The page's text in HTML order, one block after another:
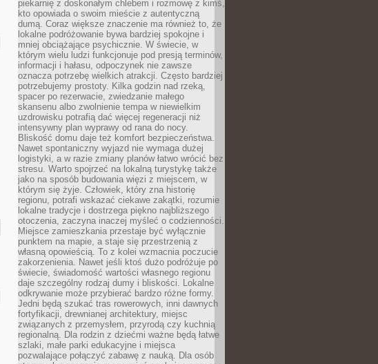
piekarnię z doskonałym chlebem i rozmowę z kimś,
kto opowiada o swoim mieście z autentyczną
dumą. Coraz większe znaczenie ma również to, że
lokalne podróżowanie bywa bardziej spokojne i
mniej obciążające psychicznie. W świecie, w
którym wielu ludzi funkcjonuje pod presją terminów,
informacji i hałasu, odpoczynek nie zawsze
oznacza potrzebę wielkich atrakcji. Często bardziej
potrzebujemy prostoty. Kilka godzin nad rzeką,
spacer po rezerwacie, zwiedzanie małego
skansenu albo zwolnienie tempa w niewielkim
uzdrowisku potrafią dać więcej regeneracji niż
intensywny plan wyprawy od rana do nocy.
Bliskość domu daje też komfort bezpieczeństwa.
Nawet spontaniczny wyjazd nie wymaga dużej
logistyki, a w razie zmiany planów łatwo wrócić bez
stresu. Warto spojrzeć na lokalną turystykę także
jako na sposób budowania więzi z miejscem, w
którym się żyje. Człowiek, który zna historię
regionu, potrafi wskazać ciekawe zakątki, rozumie
lokalne tradycje i dostrzega piękno najbliższego
otoczenia, zaczyna inaczej myśleć o codzienności.
Miejsce zamieszkania przestaje być wyłącznie
punktem na mapie, a staje się przestrzenią z
własną opowieścią. To z kolei wzmacnia poczucie
zakorzenienia. Nawet jeśli ktoś dużo podróżuje po
świecie, świadomość wartości własnego regionu
daje szczególny rodzaj dumy i bliskości. Lokalne
odkrywanie może przybierać bardzo różne formy.
Jedni będą szukać tras rowerowych, inni dawnych
fortyfikacji, drewnianej architektury, miejsc
związanych z przemysłem, przyrodą czy kuchnią
regionalną. Dla rodzin z dziećmi ważne będą łatwe
szlaki, małe parki edukacyjne i miejsca
pozwalające połączyć zabawę z nauką. Dla osób